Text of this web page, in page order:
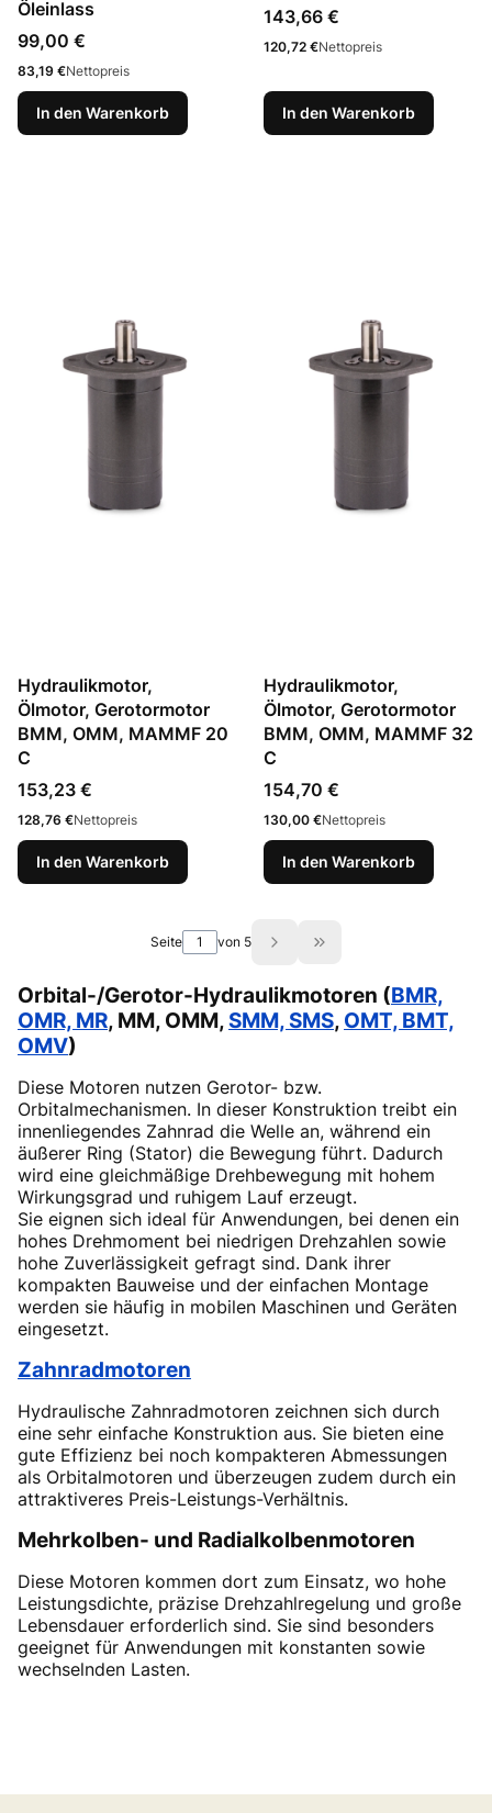
Öleinlass
Preis
99,00 €
Preis
83,19 €Nettopreis
In den Warenkorb
Preis
143,66 €
Preis
120,72 €Nettopreis
In den Warenkorb
Hydraulikmotor,
Ölmotor, Gerotormotor
BMM, OMM, MAMMF 20
C
Preis
153,23 €
Preis
128,76 €Nettopreis
In den Warenkorb
Hydraulikmotor,
Ölmotor, Gerotormotor
BMM, OMM, MAMMF 32
C
Preis
154,70 €
Preis
130,00 €Nettopreis
In den Warenkorb
Seite von 5 Zur letzten
Orbital-/Gerotor-Hydraulikmotoren (BMR,
OMR, MR, MM, OMM,SMM, SMS, OMT, BMT,
OMV)
Diese Motoren nutzen Gerotor- bzw.
Orbitalmechanismen. In dieser Konstruktion treibt ein
innenliegendes Zahnrad die Welle an, während ein
äußerer Ring (Stator) die Bewegung führt. Dadurch
wird eine gleichmäßige Drehbewegung mit hohem
Wirkungsgrad und ruhigem Lauf erzeugt.
Sie eignen sich ideal für Anwendungen, bei denen ein
hohes Drehmoment bei niedrigen Drehzahlen sowie
hohe Zuverlässigkeit gefragt sind. Dank ihrer
kompakten Bauweise und der einfachen Montage
werden sie häufig in mobilen Maschinen und Geräten
eingesetzt.
Zahnradmotoren
Hydraulische Zahnradmotoren zeichnen sich durch
eine sehr einfache Konstruktion aus. Sie bieten eine
gute Effizienz bei noch kompakteren Abmessungen
als Orbitalmotoren und überzeugen zudem durch ein
attraktiveres Preis-Leistungs-Verhältnis.
Mehrkolben- und Radialkolbenmotoren
Diese Motoren kommen dort zum Einsatz, wo hohe
Leistungsdichte, präzise Drehzahlregelung und große
Lebensdauer erforderlich sind. Sie sind besonders
geeignet für Anwendungen mit konstanten sowie
wechselnden Lasten.